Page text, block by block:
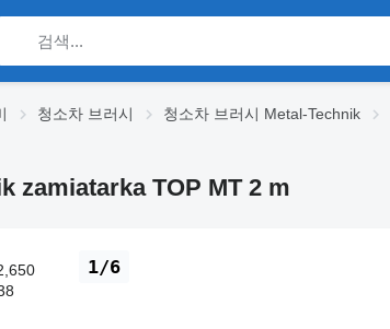
청소차 브러시 청소차 브러시 Metal-Technik
zamiatarka TOP MT 2 m
1/6